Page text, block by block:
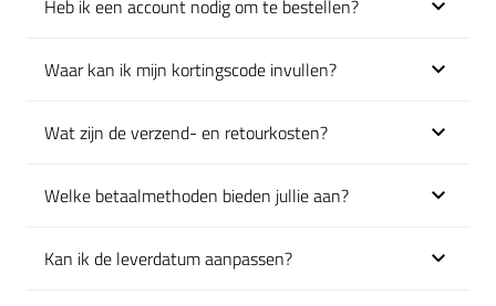
Heb ik een account nodig om te bestellen?
Klik om uit te klappen
Waar kan ik mijn kortingscode invullen?
Klik om uit te klappen
Wat zijn de verzend- en retourkosten?
Klik om uit te klappen
Welke betaalmethoden bieden jullie aan?
Klik om uit te klappen
Kan ik de leverdatum aanpassen?
Klik om uit te klappen